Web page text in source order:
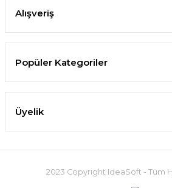
Alışveriş
Popüler Kategoriler
Üyelik
2023 Copyright IdeaSoft - Tüm